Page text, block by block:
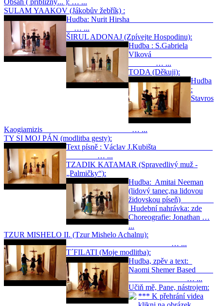
SULAM YAAKOV (Jákobův žebřík) :
Hudba: Nurit Hirsha
… ...
ŠIRUL ADONAJ (Zpívejte Hospodinu):
Hudba : S.Gabriela
Vlková
… ...
TODA (Děkuji):
Hudba
:
Stavros
Kaogiamizis … ...
TY SI MOJ PÁN (modlitba gesty):
Text písně : Václav J.Kubišta
… ...
TZADIK KATAMAR (Spravedlivý muž -
„Palmičky“):
Hudba: Amitai Neeman
(lidový tanec,na lidovou
židovskou píseň)
Hudební nahrávka: zde
Choreografie: Jonathan …
...
TZUR MISHELO II. (Tzur Mishelo Achalnu):
… ...
T´FILATI (Moje modlitba):
Hudba, zpěv a text:
Naomi Shemer Based
… ...
Učiň mě, Pane, nástrojem:
*** K přehrání videa